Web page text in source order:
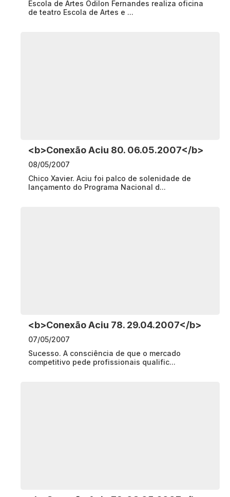
Escola de Artes Odilon Fernandes realiza oficina
de teatro Escola de Artes e ...
<b>Conexão Aciu 80. 06.05.2007</b>
08/05/2007
Chico Xavier. Aciu foi palco de solenidade de
lançamento do Programa Nacional d...
<b>Conexão Aciu 78. 29.04.2007</b>
07/05/2007
Sucesso. A consciência de que o mercado
competitivo pede profissionais qualific...